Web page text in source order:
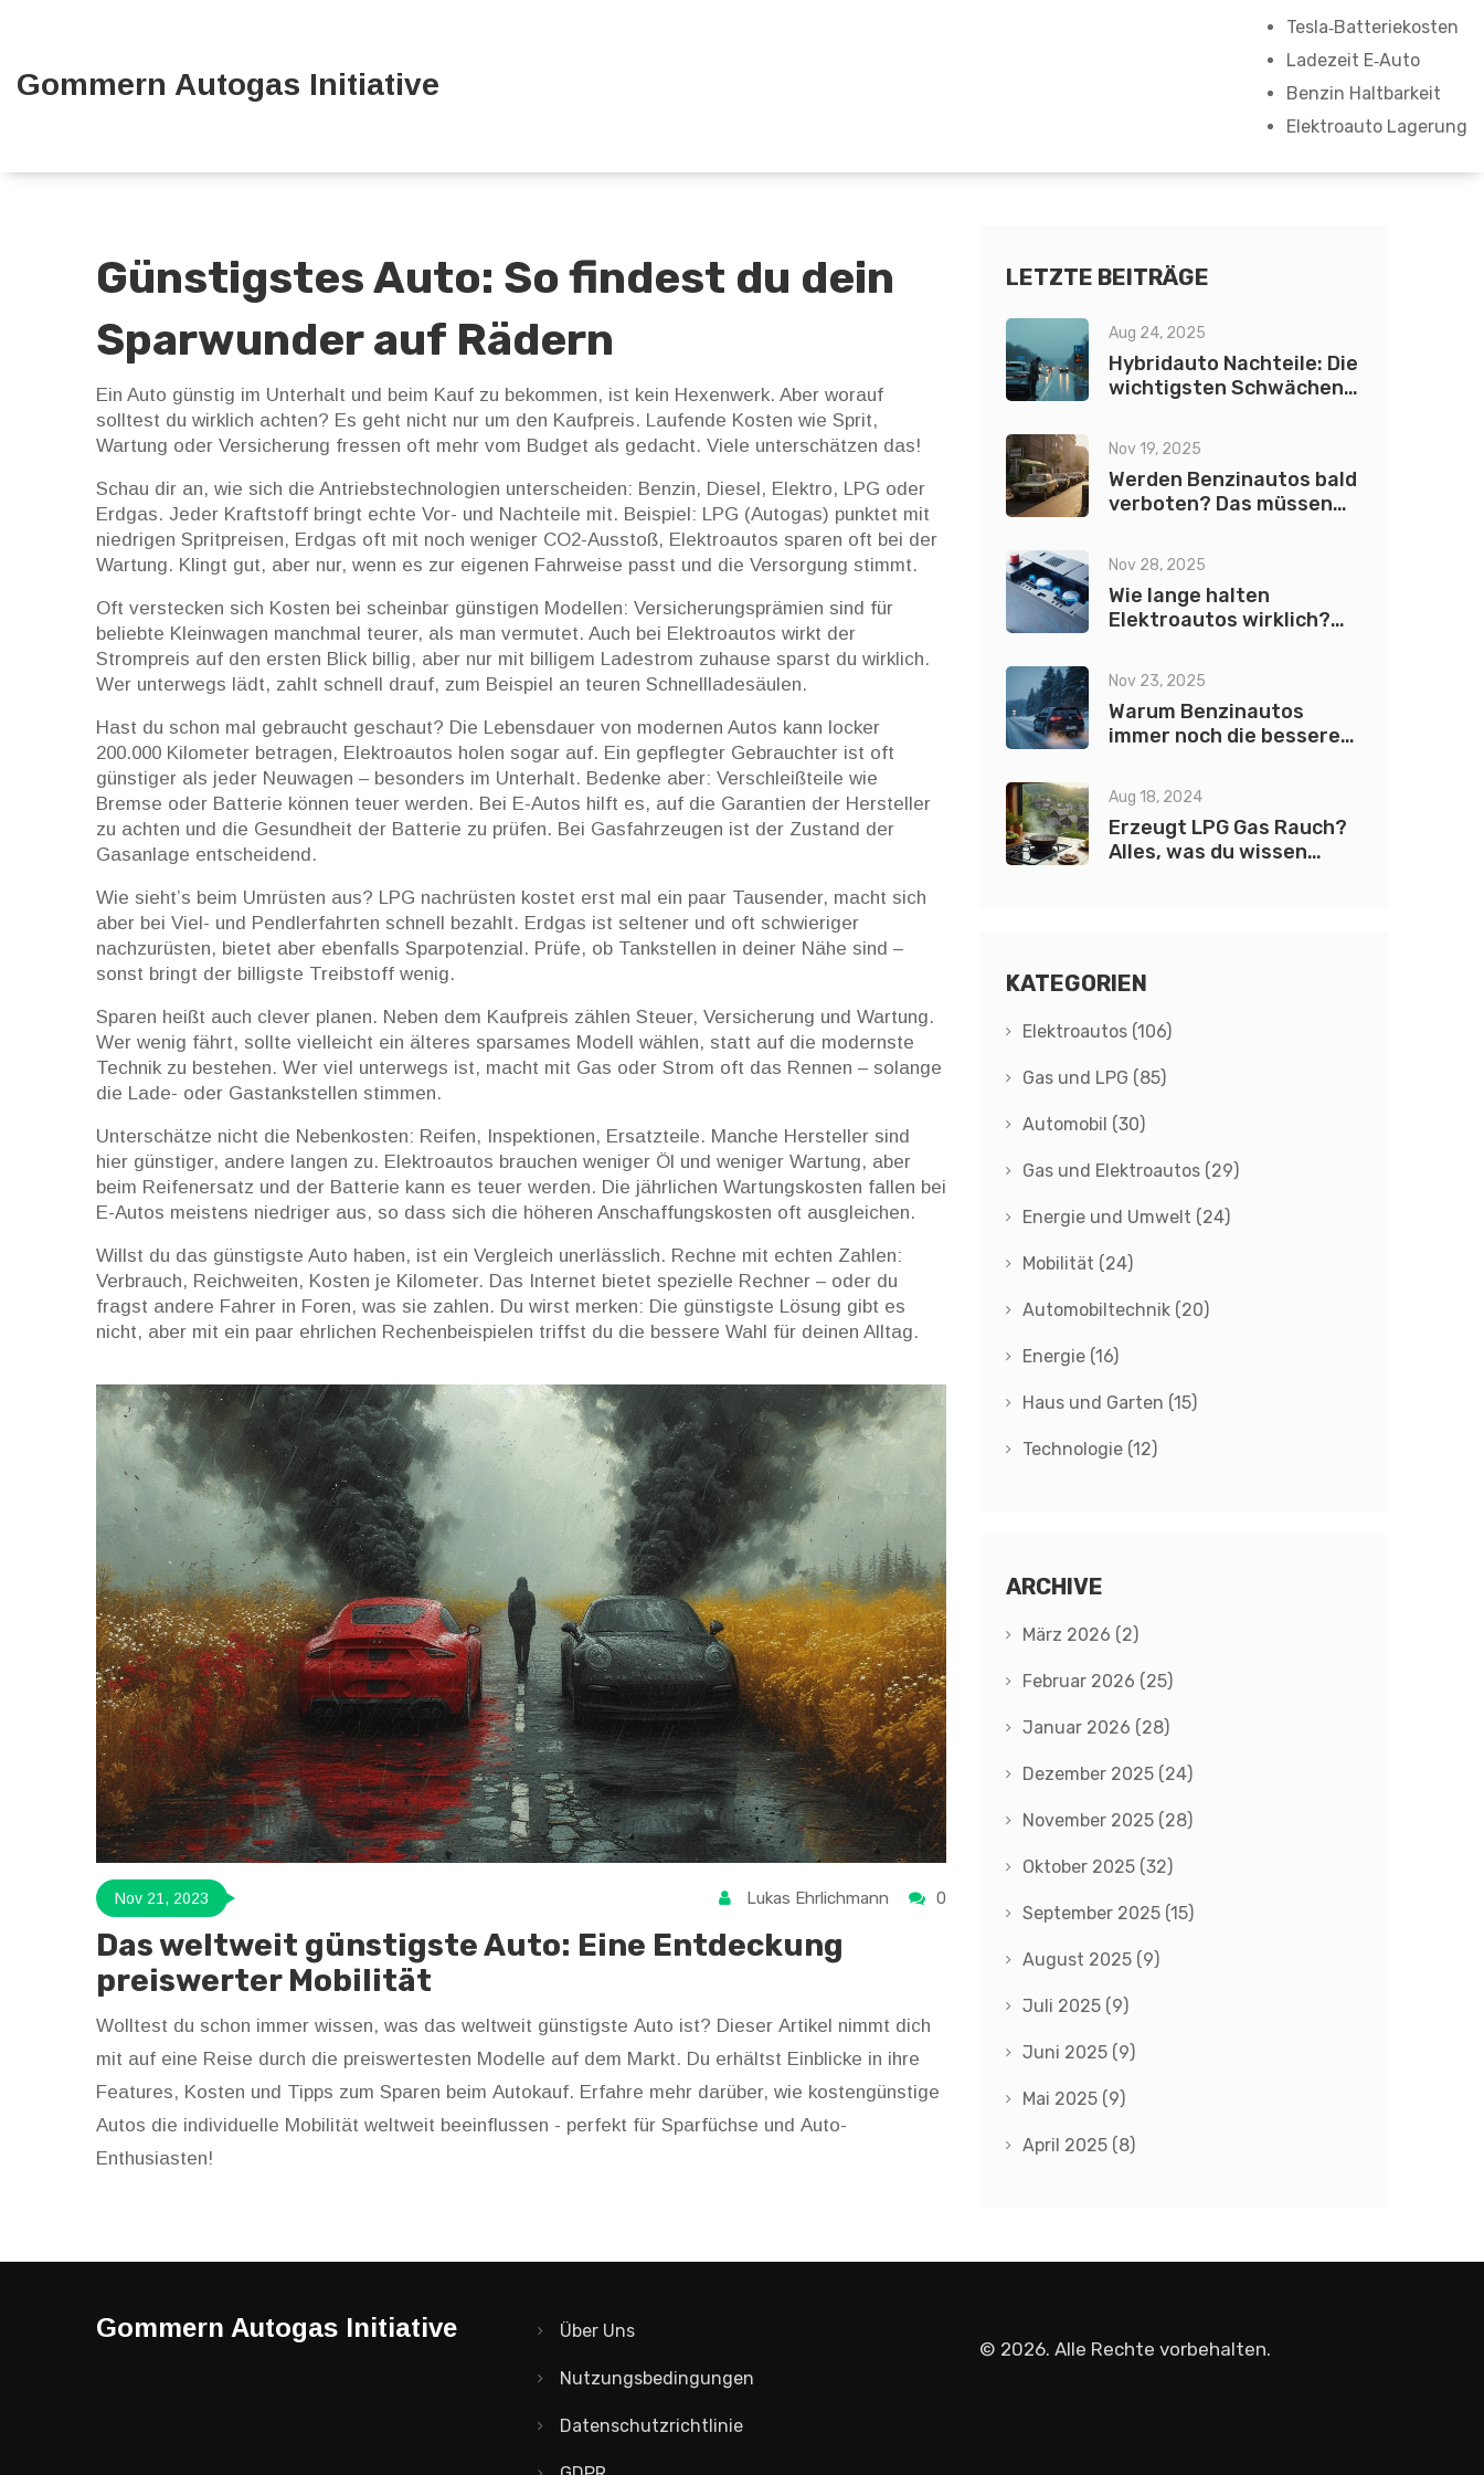
Gommern Autogas Initiative
Tesla‑Batteriekosten
Ladezeit E‑Auto
Benzin Haltbarkeit
Elektroauto Lagerung
Günstigstes Auto: So findest du dein
Sparwunder auf Rädern
Ein Auto günstig im Unterhalt und beim Kauf zu bekommen, ist kein Hexenwerk. Aber worauf
solltest du wirklich achten? Es geht nicht nur um den Kaufpreis. Laufende Kosten wie Sprit,
Wartung oder Versicherung fressen oft mehr vom Budget als gedacht. Viele unterschätzen das!
Schau dir an, wie sich die Antriebstechnologien unterscheiden: Benzin, Diesel, Elektro, LPG oder
Erdgas. Jeder Kraftstoff bringt echte Vor- und Nachteile mit. Beispiel: LPG (Autogas) punktet mit
niedrigen Spritpreisen, Erdgas oft mit noch weniger CO2-Ausstoß, Elektroautos sparen oft bei der
Wartung. Klingt gut, aber nur, wenn es zur eigenen Fahrweise passt und die Versorgung stimmt.
Oft verstecken sich Kosten bei scheinbar günstigen Modellen: Versicherungsprämien sind für
beliebte Kleinwagen manchmal teurer, als man vermutet. Auch bei Elektroautos wirkt der
Strompreis auf den ersten Blick billig, aber nur mit billigem Ladestrom zuhause sparst du wirklich.
Wer unterwegs lädt, zahlt schnell drauf, zum Beispiel an teuren Schnellladesäulen.
Hast du schon mal gebraucht geschaut? Die Lebensdauer von modernen Autos kann locker
200.000 Kilometer betragen, Elektroautos holen sogar auf. Ein gepflegter Gebrauchter ist oft
günstiger als jeder Neuwagen – besonders im Unterhalt. Bedenke aber: Verschleißteile wie
Bremse oder Batterie können teuer werden. Bei E-Autos hilft es, auf die Garantien der Hersteller
zu achten und die Gesundheit der Batterie zu prüfen. Bei Gasfahrzeugen ist der Zustand der
Gasanlage entscheidend.
Wie sieht’s beim Umrüsten aus? LPG nachrüsten kostet erst mal ein paar Tausender, macht sich
aber bei Viel- und Pendlerfahrten schnell bezahlt. Erdgas ist seltener und oft schwieriger
nachzurüsten, bietet aber ebenfalls Sparpotenzial. Prüfe, ob Tankstellen in deiner Nähe sind –
sonst bringt der billigste Treibstoff wenig.
Sparen heißt auch clever planen. Neben dem Kaufpreis zählen Steuer, Versicherung und Wartung.
Wer wenig fährt, sollte vielleicht ein älteres sparsames Modell wählen, statt auf die modernste
Technik zu bestehen. Wer viel unterwegs ist, macht mit Gas oder Strom oft das Rennen – solange
die Lade- oder Gastankstellen stimmen.
Unterschätze nicht die Nebenkosten: Reifen, Inspektionen, Ersatzteile. Manche Hersteller sind
hier günstiger, andere langen zu. Elektroautos brauchen weniger Öl und weniger Wartung, aber
beim Reifenersatz und der Batterie kann es teuer werden. Die jährlichen Wartungskosten fallen bei
E-Autos meistens niedriger aus, so dass sich die höheren Anschaffungskosten oft ausgleichen.
Willst du das günstigste Auto haben, ist ein Vergleich unerlässlich. Rechne mit echten Zahlen:
Verbrauch, Reichweiten, Kosten je Kilometer. Das Internet bietet spezielle Rechner – oder du
fragst andere Fahrer in Foren, was sie zahlen. Du wirst merken: Die günstigste Lösung gibt es
nicht, aber mit ein paar ehrlichen Rechenbeispielen triffst du die bessere Wahl für deinen Alltag.
Nov 21, 2023 Lukas Ehrlichmann 0
Das weltweit günstigste Auto: Eine Entdeckung
preiswerter Mobilität
Wolltest du schon immer wissen, was das weltweit günstigste Auto ist? Dieser Artikel nimmt dich
mit auf eine Reise durch die preiswertesten Modelle auf dem Markt. Du erhältst Einblicke in ihre
Features, Kosten und Tipps zum Sparen beim Autokauf. Erfahre mehr darüber, wie kostengünstige
Autos die individuelle Mobilität weltweit beeinflussen - perfekt für Sparfüchse und Auto-
Enthusiasten!
LETZTE BEITRÄGE
Aug 24, 2025
Hybridauto Nachteile: Die
wichtigsten Schwächen
Plug‑in‑Hybrid (2025)
Nov 19, 2025
Werden Benzinautos bald
verboten? Das müssen
Nov 28, 2025
Wie lange halten
Elektroautos wirklich?
Batterie, Motor und
Fahrzeug
Nov 23, 2025
Warum Benzinautos
immer noch die bessere
Aug 18, 2024
Erzeugt LPG Gas Rauch?
Alles, was du wissen
KATEGORIEN
Elektroautos (106)
Gas und LPG (85)
Automobil (30)
Gas und Elektroautos (29)
Energie und Umwelt (24)
Mobilität (24)
Automobiltechnik (20)
Energie (16)
Haus und Garten (15)
Technologie (12)
ARCHIVE
März 2026 (2)
Februar 2026 (25)
Januar 2026 (28)
Dezember 2025 (24)
November 2025 (28)
Oktober 2025 (32)
September 2025 (15)
August 2025 (9)
Juli 2025 (9)
Juni 2025 (9)
Mai 2025 (9)
April 2025 (8)
Gommern Autogas Initiative Über Uns
Nutzungsbedingungen
Datenschutzrichtlinie
© 2026. Alle Rechte vorbehalten.